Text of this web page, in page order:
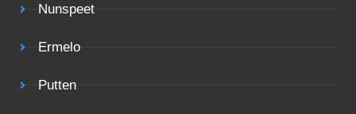
Nunspeet
Ermelo
Putten